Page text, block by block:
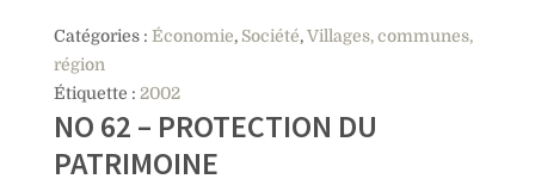
Catégories : Économie, Société,Villages, communes,
région
Étiquette : 2002
NO 62 – PROTECTION DU
PATRIMOINE